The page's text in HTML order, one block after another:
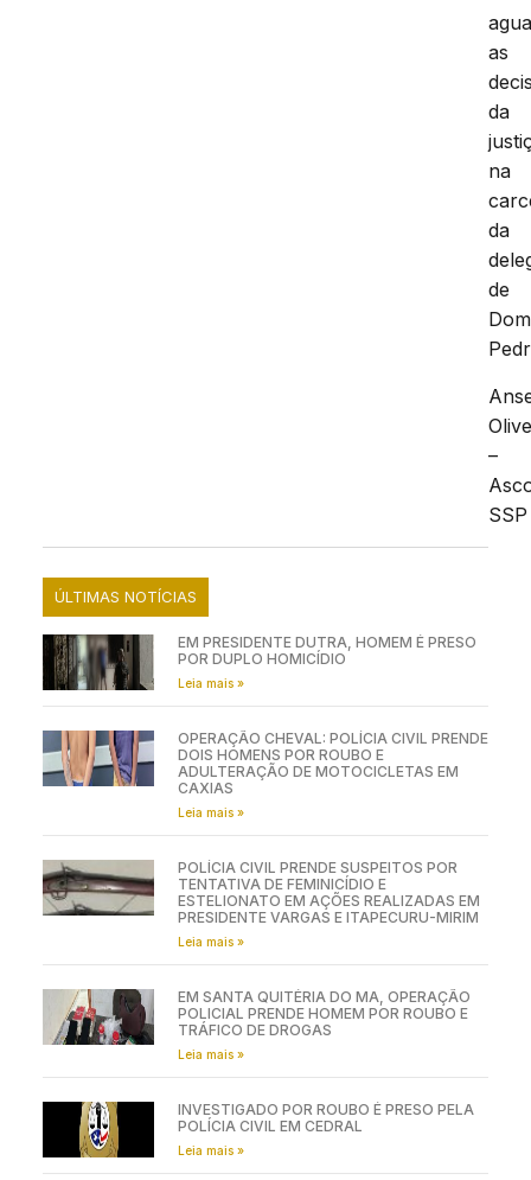
as
da
na
da
de
Dom
–
SSP
ÚLTIMAS NOTÍCIAS
EM PRESIDENTE DUTRA, HOMEM É PRESO
POR DUPLO HOMICÍDIO
Leia mais »
OPERAÇÃO CHEVAL: POLÍCIA CIVIL PRENDE
DOIS HOMENS POR ROUBO E
ADULTERAÇÃO DE MOTOCICLETAS EM
CAXIAS
Leia mais »
POLÍCIA CIVIL PRENDE SUSPEITOS POR
TENTATIVA DE FEMINICÍDIO E
ESTELIONATO EM AÇÕES REALIZADAS EM
PRESIDENTE VARGAS E ITAPECURU-MIRIM
Leia mais »
EM SANTA QUITÉRIA DO MA, OPERAÇÃO
POLICIAL PRENDE HOMEM POR ROUBO E
TRÁFICO DE DROGAS
Leia mais »
INVESTIGADO POR ROUBO É PRESO PELA
POLÍCIA CIVIL EM CEDRAL
Leia mais »